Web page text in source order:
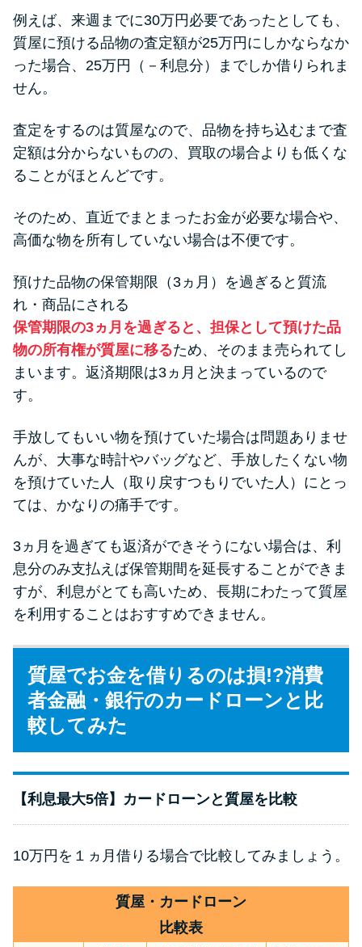
例えば、来週までに30万円必要であったとしても、
質屋に預ける品物の査定額が25万円にしかならなか
った場合、25万円（－利息分）までしか借りられま
せん。
査定をするのは質屋なので、品物を持ち込むまで査
定額は分からないものの、買取の場合よりも低くな
ることがほとんどです。
そのため、直近でまとまったお金が必要な場合や、
高価な物を所有していない場合は不便です。
預けた品物の保管期限（3ヵ月）を過ぎると質流
れ・商品にされる
保管期限の3ヵ月を過ぎると、担保として預けた品
物の所有権が質屋に移るため、そのまま売られてし
まいます。返済期限は3ヵ月と決まっているので
す。
手放してもいい物を預けていた場合は問題ありませ
んが、大事な時計やバッグなど、手放したくない物
を預けていた人（取り戻すつもりでいた人）にとっ
ては、かなりの痛手です。
3ヵ月を過ぎても返済ができそうにない場合は、利
息分のみ支払えば保管期間を延長することができま
すが、利息がとても高いため、長期にわたって質屋
を利用することはおすすめできません。
質屋でお金を借りるのは損!?消費
者金融・銀行のカードローンと比
較してみた
【利息最大5倍】カードローンと質屋を比較
10万円を１ヵ月借りる場合で比較してみましょう。
質屋・カードローン
比較表